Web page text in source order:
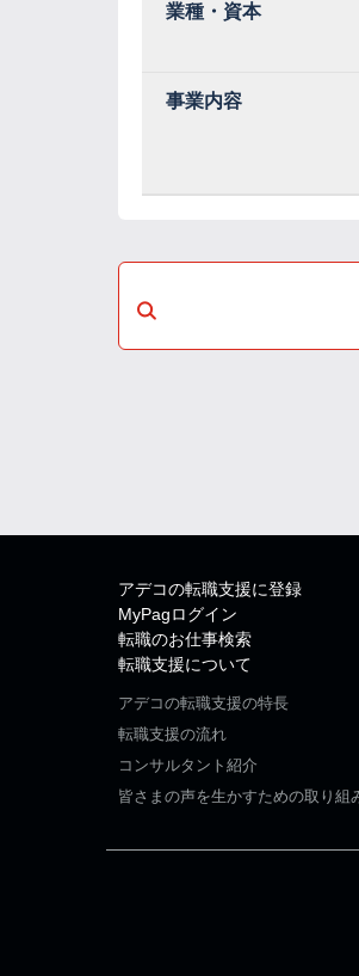
業種・資本
事業内容
アデコの転職支援に登録
MyPagログイン
転職のお仕事検索
転職支援について
アデコの転職支援の特長
転職支援の流れ
コンサルタント紹介
皆さまの声を生かすための取り組